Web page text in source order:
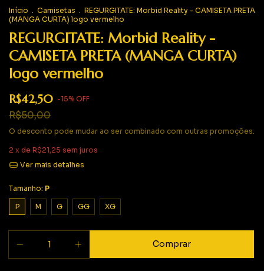
Início . Camisetas . REGURGITATE: Morbid Reality - CAMISETA PRETA
(MANGA CURTA) logo vermelho
REGURGITATE: Morbid Reality -
CAMISETA PRETA (MANGA CURTA)
logo vermelho
R$42,50 -15% OFF
R$50,00
O desconto pode mudar ao ser combinado com outras promoções.
2 x de R$21,25 sem juros
Ver mais detalhes
Tamanho: P
P M G GG XG